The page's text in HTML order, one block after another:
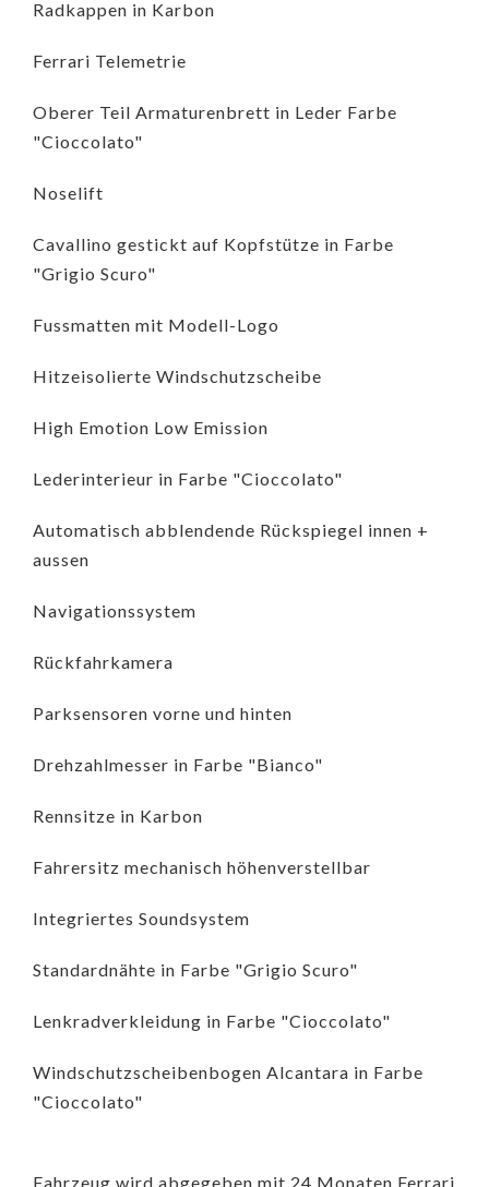
Radkappen in Karbon
Ferrari Telemetrie
Oberer Teil Armaturenbrett in Leder Farbe
"Cioccolato"
Noselift
Cavallino gestickt auf Kopfstütze in Farbe
"Grigio Scuro"
Fussmatten mit Modell-Logo
Hitzeisolierte Windschutzscheibe
High Emotion Low Emission
Lederinterieur in Farbe "Cioccolato"
Automatisch abblendende Rückspiegel innen +
aussen
Navigationssystem
Rückfahrkamera
Parksensoren vorne und hinten
Drehzahlmesser in Farbe "Bianco"
Rennsitze in Karbon
Fahrersitz mechanisch höhenverstellbar
Integriertes Soundsystem
Standardnähte in Farbe "Grigio Scuro"
Lenkradverkleidung in Farbe "Cioccolato"
Windschutzscheibenbogen Alcantara in Farbe
"Cioccolato"
Fahrzeug wird abgegeben mit 24 Monaten Ferrari